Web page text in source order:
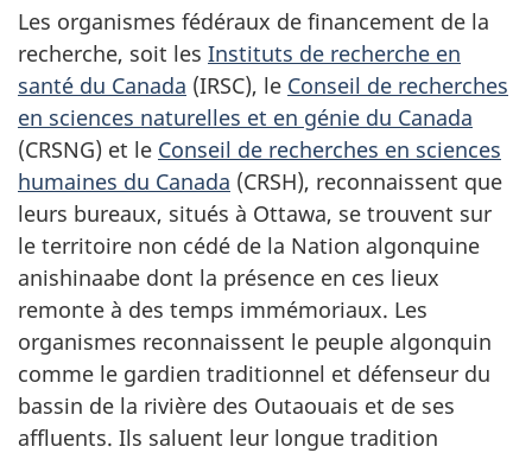
Les organismes fédéraux de financement de la
recherche, soit les Instituts de recherche en
santé du Canada (IRSC), le Conseil de recherches
en sciences naturelles et en génie du Canada
(CRSNG) et le Conseil de recherches en sciences
humaines du Canada (CRSH), reconnaissent que
leurs bureaux, situés à Ottawa, se trouvent sur
le territoire non cédé de la Nation algonquine
anishinaabe dont la présence en ces lieux
remonte à des temps immémoriaux. Les
organismes reconnaissent le peuple algonquin
comme le gardien traditionnel et défenseur du
bassin de la rivière des Outaouais et de ses
affluents. Ils saluent leur longue tradition